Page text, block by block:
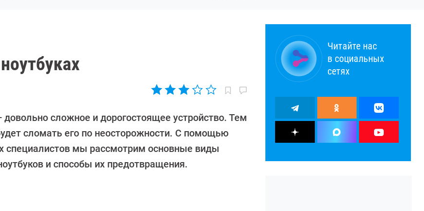
довольно сложное и дорогостоящее устройство. Тем
сломать его по неосторожности. С помощью
специалистов мы рассмотрим основные виды
и способы их предотвращения.
Читайте нас
в социальных
сетях